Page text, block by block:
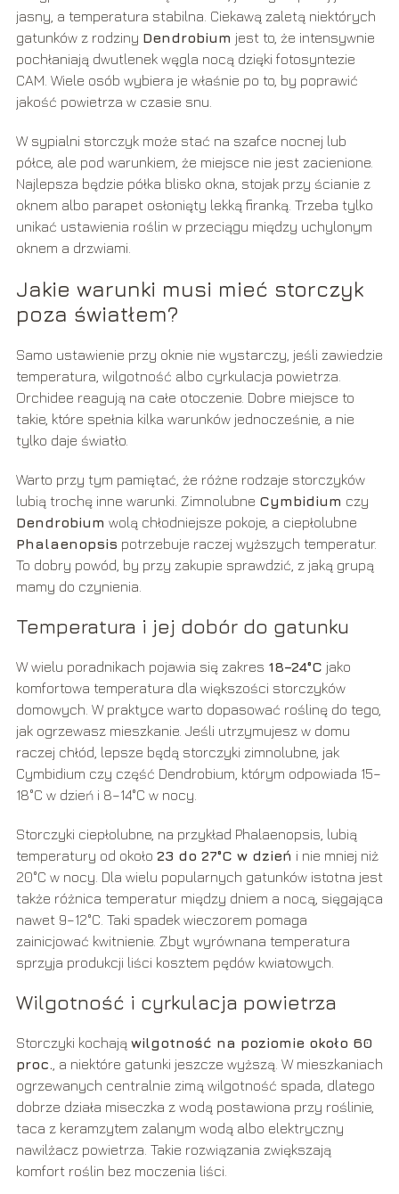
jasny, a temperatura stabilna. Ciekawą zaletą niektórych
gatunków z rodziny Dendrobium jest to, że intensywnie
pochłaniają dwutlenek węgla nocą dzięki fotosyntezie
CAM. Wiele osób wybiera je właśnie po to, by poprawić
jakość powietrza w czasie snu.
W sypialni storczyk może stać na szafce nocnej lub
półce, ale pod warunkiem, że miejsce nie jest zacienione.
Najlepsza będzie półka blisko okna, stojak przy ścianie z
oknem albo parapet osłonięty lekką firanką. Trzeba tylko
unikać ustawienia roślin w przeciągu między uchylonym
oknem a drzwiami.
Jakie warunki musi mieć storczyk
poza światłem?
Samo ustawienie przy oknie nie wystarczy, jeśli zawiedzie
temperatura, wilgotność albo cyrkulacja powietrza.
Orchidee reagują na całe otoczenie. Dobre miejsce to
takie, które spełnia kilka warunków jednocześnie, a nie
tylko daje światło.
Warto przy tym pamiętać, że różne rodzaje storczyków
lubią trochę inne warunki. Zimnolubne Cymbidium czy
Dendrobium wolą chłodniejsze pokoje, a ciepłolubne
Phalaenopsis potrzebuje raczej wyższych temperatur.
To dobry powód, by przy zakupie sprawdzić, z jaką grupą
mamy do czynienia.
Temperatura i jej dobór do gatunku
W wielu poradnikach pojawia się zakres 18–24°C jako
komfortowa temperatura dla większości storczyków
domowych. W praktyce warto dopasować roślinę do tego,
jak ogrzewasz mieszkanie. Jeśli utrzymujesz w domu
raczej chłód, lepsze będą storczyki zimnolubne, jak
Cymbidium czy część Dendrobium, którym odpowiada 15–
18°C w dzień i 8–14°C w nocy.
Storczyki ciepłolubne, na przykład Phalaenopsis, lubią
temperatury od około 23 do 27°C w dzień i nie mniej niż
20°C w nocy. Dla wielu popularnych gatunków istotna jest
także różnica temperatur między dniem a nocą, sięgająca
nawet 9–12°C. Taki spadek wieczorem pomaga
zainicjować kwitnienie. Zbyt wyrównana temperatura
sprzyja produkcji liści kosztem pędów kwiatowych.
Wilgotność i cyrkulacja powietrza
Storczyki kochają wilgotność na poziomie około 60
proc. , a niektóre gatunki jeszcze wyższą. W mieszkaniach
ogrzewanych centralnie zimą wilgotność spada, dlatego
dobrze działa miseczka z wodą postawiona przy roślinie,
taca z keramzytem zalanym wodą albo elektryczny
nawilżacz powietrza. Takie rozwiązania zwiększają
komfort roślin bez moczenia liści.